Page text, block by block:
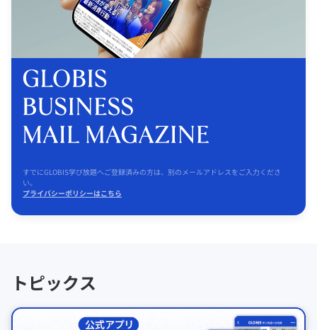
すでにGLOBIS学び放題へご登録済みの方は、別のメールアドレスをご入力くださ
い。
プライバシーポリシーはこちら
トピックス